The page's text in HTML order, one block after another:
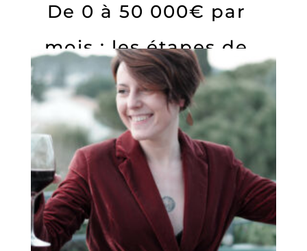
De 0 à 50 000€ par
mois : les étapes de
mon business à 6
chiffres